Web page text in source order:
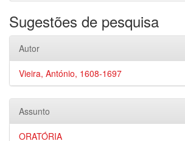
Sugestões de pesquisa
Autor
Vieira, António, 1608-1697
Assunto
ORATÓRIA